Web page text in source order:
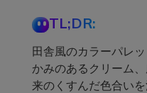
TL;DR:
田舎風のカラーパレ
かみのあるクリーム
来のくすんだ色合い